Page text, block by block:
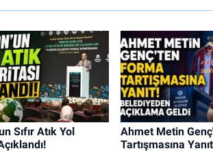
Sıfır Atık Yol
Ahmet Metin
Tartışmasına